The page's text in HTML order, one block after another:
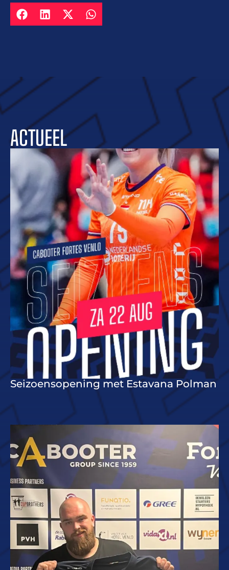
ACTUEEL
Seizoensopening met Estavana Polman